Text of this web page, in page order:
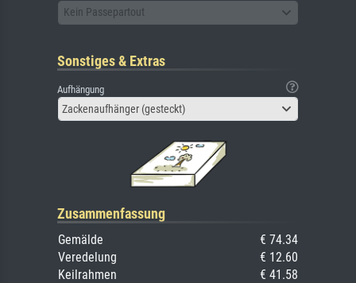
Kein Passepartout
Sonstiges & Extras
Aufhängung
Zackenaufhänger (gesteckt)
Zusammenfassung
Gemälde
€ 74.34
Veredelung
€ 12.60
Keilrahmen
€ 41.58